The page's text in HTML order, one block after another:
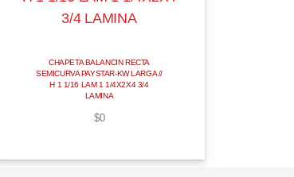
CHAPETA BALANCIN RECTA
SEMICURVA PAYSTAR-KW LARGA //
H 1 1/16 LAM 1 1/4X2X4 3/4
LAMINA
$0